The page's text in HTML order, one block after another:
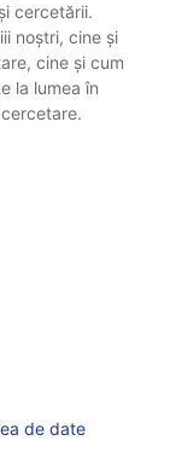
cercetării.
noștri, cine și
cine și cum
la lumea în
de date